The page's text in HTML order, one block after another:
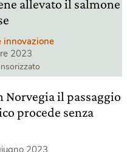
allevato il salmone
innovazione
2023
Norvegia il passaggio
procede senza
2023